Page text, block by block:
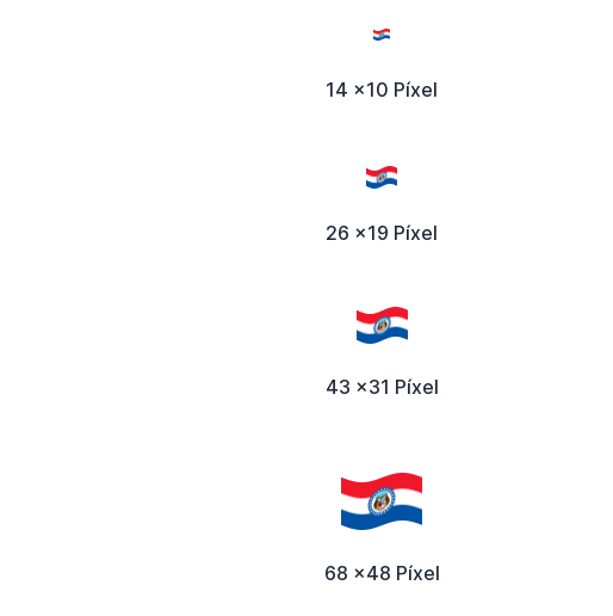
14 x10 Píxel
26 x19 Píxel
43 x31 Píxel
68 x48 Píxel